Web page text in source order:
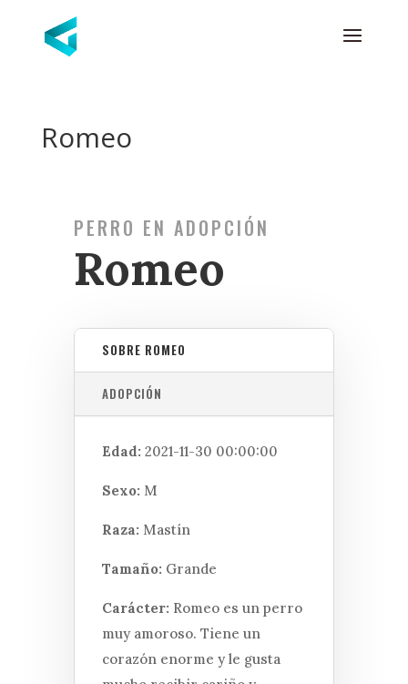
Romeo
PERRO EN ADOPCIÓN
Romeo
SOBRE ROMEO
ADOPCIÓN
Edad: 2021-11-30 00:00:00
Sexo: M
Raza: Mastín
Tamaño: Grande
Carácter: Romeo es un perro
muy amoroso. Tiene un
corazón enorme y le gusta